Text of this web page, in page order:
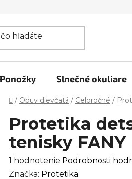
Ponožky Slnečné okuliare
Domov
/ Obuv dievčatá / Celoročné /
Protetika
tenisky FANY
Priemerné
hodnotenie
1 hodnotenie Podrobnosti
Značka: Protetika